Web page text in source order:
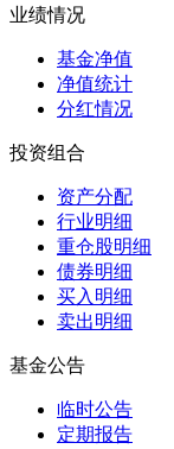
业绩情况
基金净值
净值统计
分红情况
投资组合
资产分配
行业明细
重仓股明细
债券明细
买入明细
卖出明细
基金公告
临时公告
定期报告